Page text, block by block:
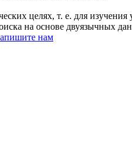
целях, т. е. для
на основе двуязычных
нам